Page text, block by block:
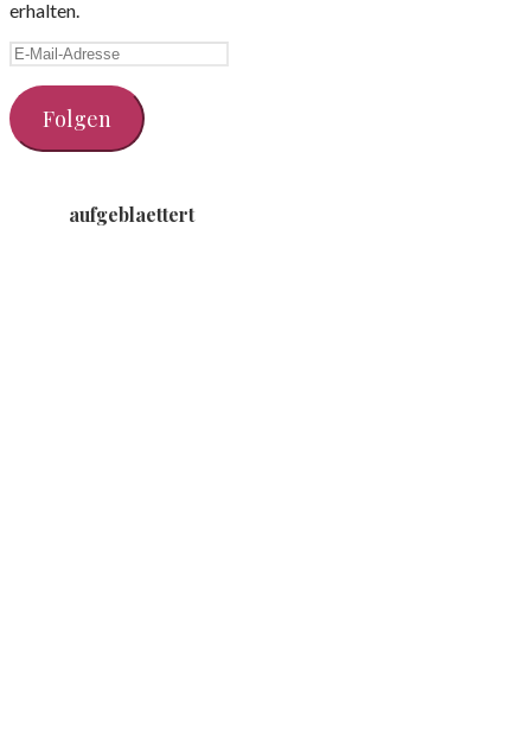
erhalten.
E-
Adresse
Folgen
aufgeblaettert